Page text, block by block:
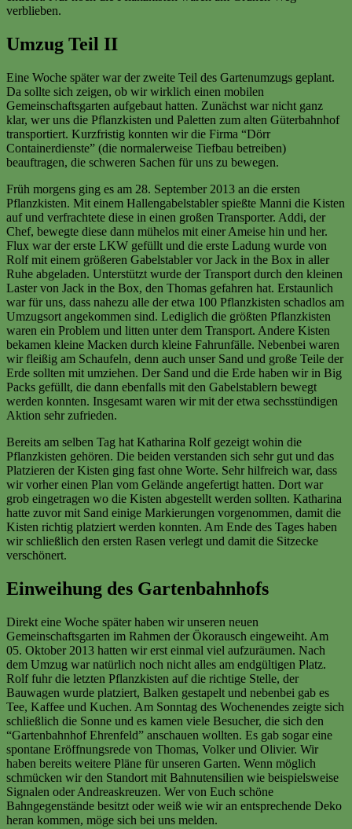
verblieben.
Umzug Teil II
Eine Woche später war der zweite Teil des Gartenumzugs geplant.
Da sollte sich zeigen, ob wir wirklich einen mobilen
Gemeinschaftsgarten aufgebaut hatten. Zunächst war nicht ganz
klar, wer uns die Pflanzkisten und Paletten zum alten Güterbahnhof
transportiert. Kurzfristig konnten wir die Firma “Dörr
Containerdienste” (die normalerweise Tiefbau betreiben)
beauftragen, die schweren Sachen für uns zu bewegen.
Früh morgens ging es am 28. September 2013 an die ersten
Pflanzkisten. Mit einem Hallengabelstabler spießte Manni die Kisten
auf und verfrachtete diese in einen großen Transporter. Addi, der
Chef, bewegte diese dann mühelos mit einer Ameise hin und her.
Flux war der erste LKW gefüllt und die erste Ladung wurde von
Rolf mit einem größeren Gabelstabler vor Jack in the Box in aller
Ruhe abgeladen. Unterstützt wurde der Transport durch den kleinen
Laster von Jack in the Box, den Thomas gefahren hat. Erstaunlich
war für uns, dass nahezu alle der etwa 100 Pflanzkisten schadlos am
Umzugsort angekommen sind. Lediglich die größten Pflanzkisten
waren ein Problem und litten unter dem Transport. Andere Kisten
bekamen kleine Macken durch kleine Fahrunfälle. Nebenbei waren
wir fleißig am Schaufeln, denn auch unser Sand und große Teile der
Erde sollten mit umziehen. Der Sand und die Erde haben wir in Big
Packs gefüllt, die dann ebenfalls mit den Gabelstablern bewegt
werden konnten. Insgesamt waren wir mit der etwa sechsstündigen
Aktion sehr zufrieden.
Bereits am selben Tag hat Katharina Rolf gezeigt wohin die
Pflanzkisten gehören. Die beiden verstanden sich sehr gut und das
Platzieren der Kisten ging fast ohne Worte. Sehr hilfreich war, dass
wir vorher einen Plan vom Gelände angefertigt hatten. Dort war
grob eingetragen wo die Kisten abgestellt werden sollten. Katharina
hatte zuvor mit Sand einige Markierungen vorgenommen, damit die
Kisten richtig platziert werden konnten. Am Ende des Tages haben
wir schließlich den ersten Rasen verlegt und damit die Sitzecke
verschönert.
Einweihung des Gartenbahnhofs
Direkt eine Woche später haben wir unseren neuen
Gemeinschaftsgarten im Rahmen der Ökorausch eingeweiht. Am
05. Oktober 2013 hatten wir erst einmal viel aufzuräumen. Nach
dem Umzug war natürlich noch nicht alles am endgültigen Platz.
Rolf fuhr die letzten Pflanzkisten auf die richtige Stelle, der
Bauwagen wurde platziert, Balken gestapelt und nebenbei gab es
Tee, Kaffee und Kuchen. Am Sonntag des Wochenendes zeigte sich
schließlich die Sonne und es kamen viele Besucher, die sich den
“Gartenbahnhof Ehrenfeld” anschauen wollten. Es gab sogar eine
spontane Eröffnungsrede von Thomas, Volker und Olivier. Wir
haben bereits weitere Pläne für unseren Garten. Wenn möglich
schmücken wir den Standort mit Bahnutensilien wie beispielsweise
Signalen oder Andreaskreuzen. Wer von Euch schöne
Bahngegenstände besitzt oder weiß wie wir an entsprechende Deko
heran kommen, möge sich bei uns melden.